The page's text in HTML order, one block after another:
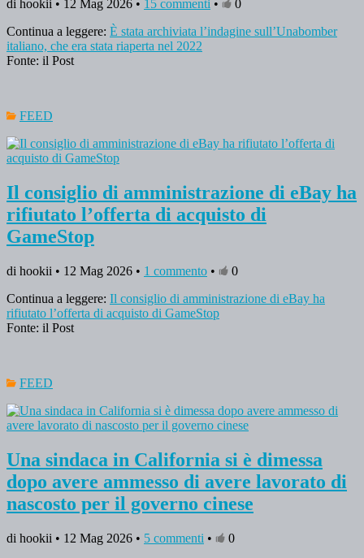
di hookii • 12 Mag 2026 • 15 commenti •
0
Continua a leggere: È stata archiviata l’indagine sull’Unabomber
italiano, che era stata riaperta nel 2022
Fonte: il Post
FEED
Il consiglio di amministrazione di eBay ha
rifiutato l’offerta di acquisto di
GameStop
di hookii • 12 Mag 2026 • 1 commento •
0
Continua a leggere: Il consiglio di amministrazione di eBay ha
rifiutato l’offerta di acquisto di GameStop
Fonte: il Post
FEED
Una sindaca in California si è dimessa
dopo avere ammesso di avere lavorato di
nascosto per il governo cinese
di hookii • 12 Mag 2026 • 5 commenti •
0